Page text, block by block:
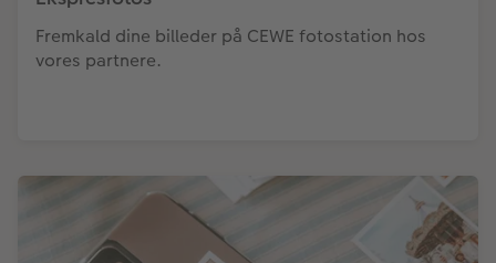
Fremkald dine billeder på CEWE fotostation hos
vores partnere.